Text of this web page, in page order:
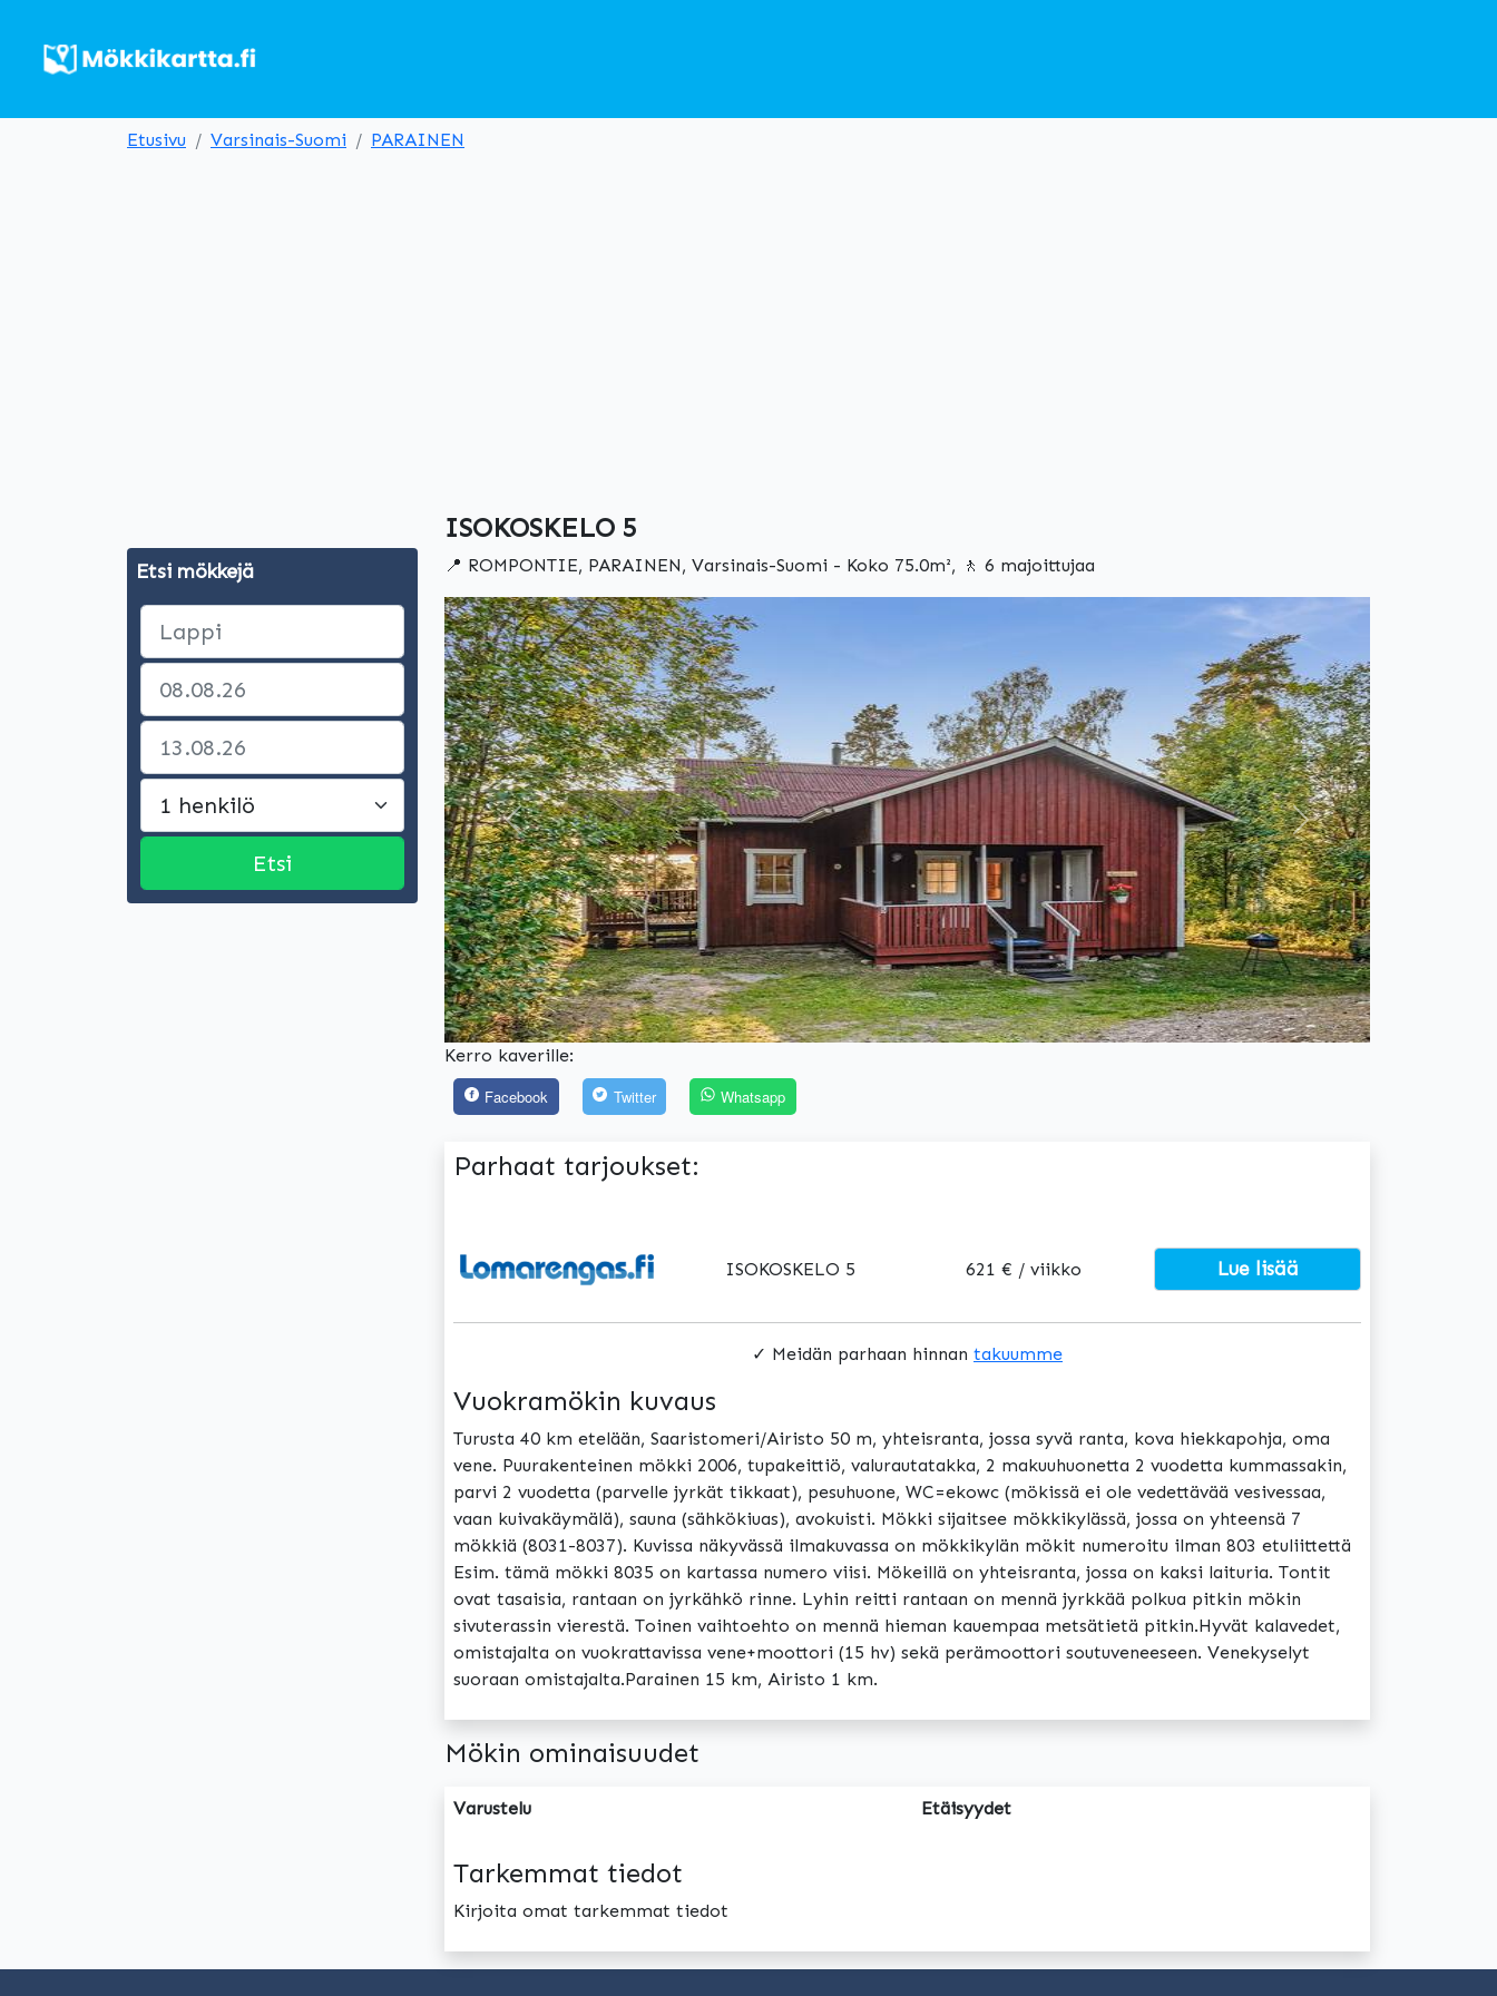
Etusivu Varsinais-Suomi PARAINEN
Etsi mökkejä
ISOKOSKELO 5
📍 ROMPONTIE, PARAINEN, Varsinais-Suomi - Koko 75.0m², 🚶 6 majoittujaa
Edellinen Seuraava
Kerro kaverille:
Facebook
Twitter Whatsapp
Parhaat tarjoukset:
ISOKOSKELO 5 621 € / viikko Lue lisää
✓ Meidän parhaan hinnan takuumme
Vuokramökin kuvaus
Turusta 40 km etelään, Saaristomeri/Airisto 50 m, yhteisranta, jossa syvä ranta, kova hiekkapohja, oma
vene. Puurakenteinen mökki 2006, tupakeittiö, valurautatakka, 2 makuuhuonetta 2 vuodetta kummassakin,
parvi 2 vuodetta (parvelle jyrkät tikkaat), pesuhuone, WC=ekowc (mökissä ei ole vedettävää vesivessaa,
vaan kuivakäymälä), sauna (sähkökiuas), avokuisti. Mökki sijaitsee mökkikylässä, jossa on yhteensä 7
mökkiä (8031-8037). Kuvissa näkyvässä ilmakuvassa on mökkikylän mökit numeroitu ilman 803 etuliittettä
Esim. tämä mökki 8035 on kartassa numero viisi. Mökeillä on yhteisranta, jossa on kaksi laituria. Tontit
ovat tasaisia, rantaan on jyrkähkö rinne. Lyhin reitti rantaan on mennä jyrkkää polkua pitkin mökin
sivuterassin vierestä. Toinen vaihtoehto on mennä hieman kauempaa metsätietä pitkin.Hyvät kalavedet,
omistajalta on vuokrattavissa vene+moottori (15 hv) sekä perämoottori soutuveneeseen. Venekyselyt
suoraan omistajalta.Parainen 15 km, Airisto 1 km.
Mökin ominaisuudet
Varustelu Etäisyydet
Tarkemmat tiedot
Kirjoita omat tarkemmat tiedot